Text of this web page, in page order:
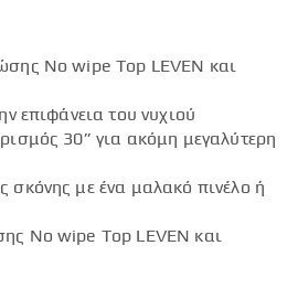
No wipe Top LEVEN και
επιφάνεια του νυχιού
30” για ακόμη μεγαλύτερη
σκόνης με ένα μαλακό πινέλο ή
No wipe Top LEVEN και